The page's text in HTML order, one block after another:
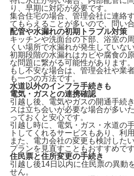
り、早期に対応が必要です。
集合住宅の場合、管理会社に連絡
てもらえることが多いので、問い
配管や水漏れの初期トラブル対策
キッチンや洗面台の下部、浴室の周
くい場所で水漏れが発生していな
初期段階の水漏れはカビや腐食の
な問題に繋がる可能性があります。
もし不安な場合は、管理会社や業
も一つの方法です。
水道以外のインフラ手続きも
電気・ガスとの連携確認
引越し後、電気やガスの開通手続
スは立ち会いが必要な場合が多い
っておくと安心です。
引越し時に、電気・ガス・水道の
トしてくれるサービスもあり、利
また、電力会社の変更も検討した
プランを見直すこともおすすめです
住民票と住所変更の手続き
引越し後14日以内に住民票の異動
せん。